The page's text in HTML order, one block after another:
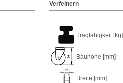
Verfeinern
Tragfähigkeit [kg]
Bauhöhe [mm]
Breite [mm]